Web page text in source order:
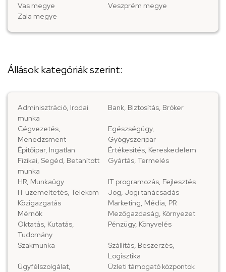
Vas megye
Veszprém megye
Zala megye
Állások kategóriák szerint:
Adminisztráció, Irodai
munka
Bank, Biztosítás, Bróker
Cégvezetés,
Menedzsment
Egészségügy,
Gyógyszeripar
Építőipar, Ingatlan
Értékesítés, Kereskedelem
Fizikai, Segéd, Betanított
munka
Gyártás, Termelés
HR, Munkaügy
IT programozás, Fejlesztés
IT üzemeltetés, Telekom
Jog, Jogi tanácsadás
Közigazgatás
Marketing, Média, PR
Mérnök
Mezőgazdaság, Környezet
Oktatás, Kutatás,
Tudomány
Pénzügy, Könyvelés
Szakmunka
Szállítás, Beszerzés,
Logisztika
Ügyfélszolgálat,
Üzleti támogató központok